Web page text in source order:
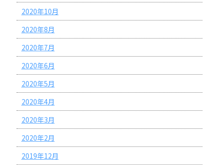
2020年10月
2020年8月
2020年7月
2020年6月
2020年5月
2020年4月
2020年3月
2020年2月
2019年12月